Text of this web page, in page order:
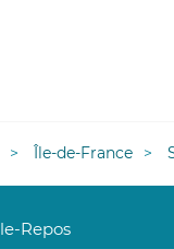
Île-de-France